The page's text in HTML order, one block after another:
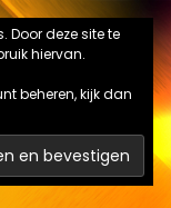
Door deze site te
hiervan.
beheren, kijk dan